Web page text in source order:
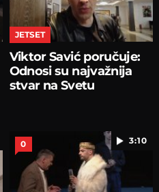
JETSET
Viktor Savić poručuje:
Odnosi su najvažnija
stvar na Svetu
3:10
0